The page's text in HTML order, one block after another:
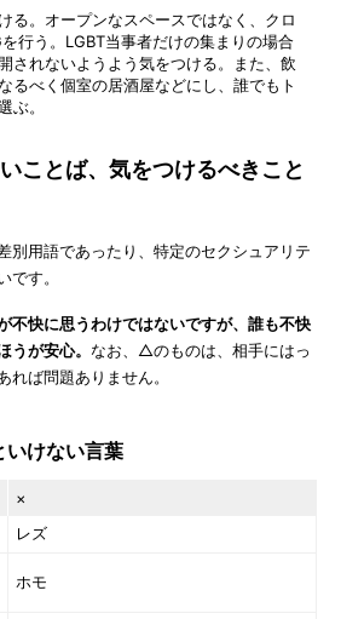
る。オープンなスペースではなく、クロ
行う。LGBT当事者だけの集まりの場合
されないようよう気をつける。また、飲
るべく個室の居酒屋などにし、誰でもト
ぶ。
ことば、気をつけるべきこと
別用語であったり、特定のセクシュアリテ
です。
不快に思うわけではないですが、誰も不快
うが安心。 なお、△のものは、相手にはっ
れば問題ありません。
いけない言葉
×
レズ
ホモ